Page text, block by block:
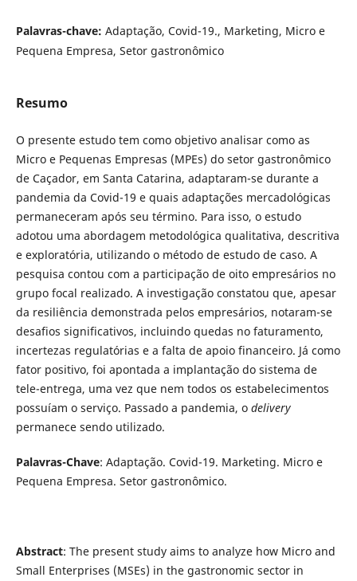
Palavras-chave: Adaptação, Covid-19., Marketing, Micro e
Pequena Empresa, Setor gastronômico
Resumo
O presente estudo tem como objetivo analisar como as
Micro e Pequenas Empresas (MPEs) do setor gastronômico
de Caçador, em Santa Catarina, adaptaram-se durante a
pandemia da Covid-19 e quais adaptações mercadológicas
permaneceram após seu término. Para isso, o estudo
adotou uma abordagem metodológica qualitativa, descritiva
e exploratória, utilizando o método de estudo de caso. A
pesquisa contou com a participação de oito empresários no
grupo focal realizado. A investigação constatou que, apesar
da resiliência demonstrada pelos empresários, notaram-se
desafios significativos, incluindo quedas no faturamento,
incertezas regulatórias e a falta de apoio financeiro. Já como
fator positivo, foi apontada a implantação do sistema de
tele-entrega, uma vez que nem todos os estabelecimentos
possuíam o serviço. Passado a pandemia, o delivery
permanece sendo utilizado.
Palavras-Chave: Adaptação. Covid-19. Marketing. Micro e
Pequena Empresa. Setor gastronômico.
Abstract: The present study aims to analyze how Micro and
Small Enterprises (MSEs) in the gastronomic sector in